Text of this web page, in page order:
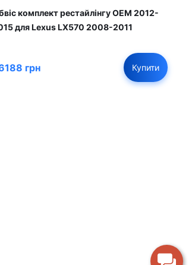
комплект рестайлінгу OEM 2012-
для Lexus LX570 2008-2011
грн Купити